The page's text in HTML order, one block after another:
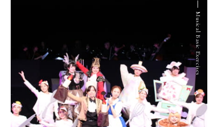
Musical Basic Exercises